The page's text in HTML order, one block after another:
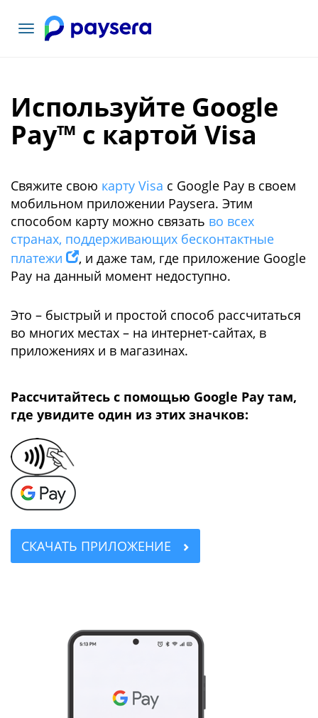
Toggle
navigation
Используйте Google
Pay™ с картой Visa
Свяжите свою карту Visa с Google Pay в своем
мобильном приложении Paysera. Этим
способом карту можно связать во всех
странах, поддерживающих бесконтактные
платежи
, и даже там, где приложение Google
Pay на данный момент недоступно.
Это – быстрый и простой способ рассчитаться
во многих местах – на интернет-сайтах, в
приложениях и в магазинах.
Рассчитайтесь с помощью Google Pay там,
где увидите один из этих значков:
СКАЧАТЬ ПРИЛОЖЕНИЕ